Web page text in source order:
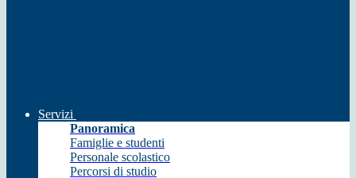
Servizi
Panoramica
Famiglie e studenti
Personale scolastico
Percorsi di studio